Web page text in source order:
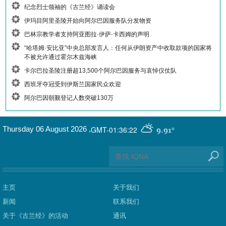
纪念烈士领袖的《古兰经》诵读会
伊玛目阿里圣陵开始向阿尔巴因服务队分发物资
巴林宗教学者支持阿亚图拉·伊萨·卡西姆的声明
“哈塔姆·安比亚”中央总部发言人：任何从伊朗资产中收取款项的国家将
不被允许通过霍尔木兹海峡
卡尔巴拉圣陵注册超13,500个阿尔巴因服务与哀悼仪仗队
西班牙夺冠受到伊斯兰国家民众欢迎
阿尔巴因朝觐登记人数突破130万
GMT-01:36:22 9.91°
Thursday 06 August 2026 ,
主页
新闻
关于《古兰经》的活动
关于我们
联系我们
通讯